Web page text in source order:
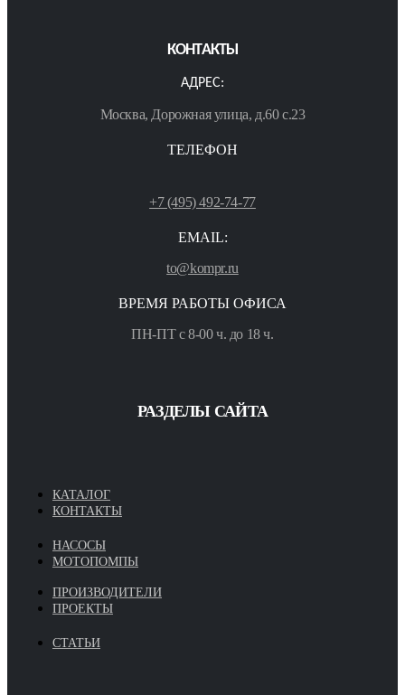
КОНТАКТЫ
АДРЕС:
Москва, Дорожная улица, д.60 с.23
ТЕЛЕФОН
+7 (495) 492-74-77
EMAIL:
to@kompr.ru
ВРЕМЯ РАБОТЫ ОФИСА
ПН-ПТ с 8-00 ч. до 18 ч.
РАЗДЕЛЫ САЙТА
КАТАЛОГ
КОНТАКТЫ
НАСОСЫ
МОТОПОМПЫ
ПРОИЗВОДИТЕЛИ
ПРОЕКТЫ
СТАТЬИ